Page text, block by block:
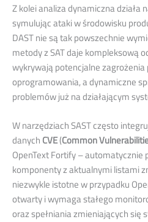
Z kolei analiza dynamiczna działa
symulując ataki w środowisku
DAST nie są tak powszechnie
metody z SAT daje kompleksową
wykrywają potencjalne
oprogramowania, a dynamiczne
problemów już na działającym
W narzędziach SAST często
danych CVE(Common
OpenText Fortify – automatycznie
komponenty z aktualnymi listami
niezwykle istotne w przypadku
otwarty i wymaga stałego
oraz spełniania zmieniających